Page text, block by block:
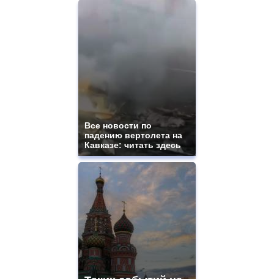
Все новости по
падению вертолета на
Кавказе: читать здесь